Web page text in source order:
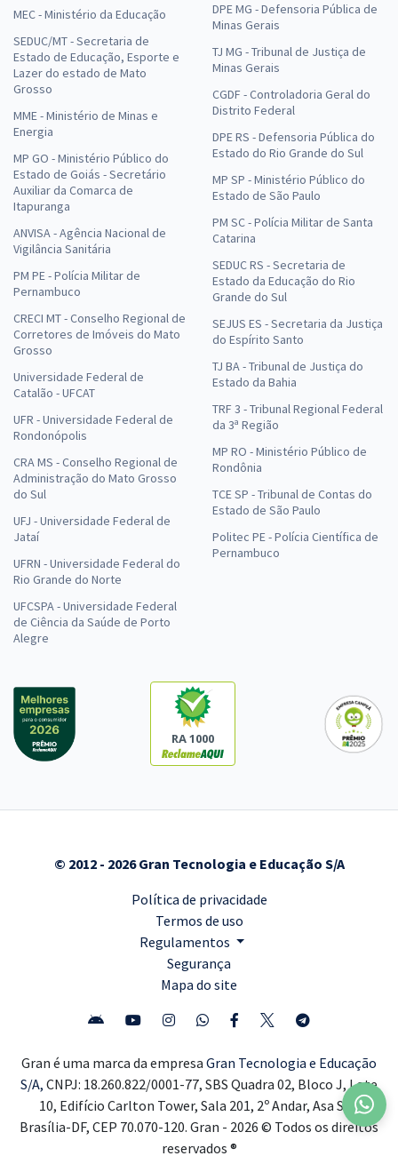
MEC - Ministério da Educação
SEDUC/MT - Secretaria de
Estado de Educação, Esporte e
Lazer do estado de Mato
Grosso
MME - Ministério de Minas e
Energia
MP GO - Ministério Público do
Estado de Goiás - Secretário
Auxiliar da Comarca de
Itapuranga
ANVISA - Agência Nacional de
Vigilância Sanitária
PM PE - Polícia Militar de
Pernambuco
CRECI MT - Conselho Regional de
Corretores de Imóveis do Mato
Grosso
Universidade Federal de
Catalão - UFCAT
UFR - Universidade Federal de
Rondonópolis
CRA MS - Conselho Regional de
Administração do Mato Grosso
do Sul
UFJ - Universidade Federal de
Jataí
UFRN - Universidade Federal do
Rio Grande do Norte
UFCSPA - Universidade Federal
de Ciência da Saúde de Porto
Alegre
DPE MG - Defensoria Pública de
Minas Gerais
TJ MG - Tribunal de Justiça de
Minas Gerais
CGDF - Controladoria Geral do
Distrito Federal
DPE RS - Defensoria Pública do
Estado do Rio Grande do Sul
MP SP - Ministério Público do
Estado de São Paulo
PM SC - Polícia Militar de Santa
Catarina
SEDUC RS - Secretaria de
Estado da Educação do Rio
Grande do Sul
SEJUS ES - Secretaria da Justiça
do Espírito Santo
TJ BA - Tribunal de Justiça do
Estado da Bahia
TRF 3 - Tribunal Regional Federal
da 3ª Região
MP RO - Ministério Público de
Rondônia
TCE SP - Tribunal de Contas do
Estado de São Paulo
Politec PE - Polícia Científica de
Pernambuco
RA 1000
© 2012 - 2026 Gran Tecnologia e Educação S/A
Política de privacidade
Termos de uso
Regulamentos
Segurança
Mapa do site
Gran é uma marca da empresa Gran Tecnologia e Educação
S/A, CNPJ: 18.260.822/0001-77, SBS Quadra 02, Bloco J, Lote
10, Edifício Carlton Tower, Sala 201, 2º Andar, Asa Sul,
Brasília-DF, CEP 70.070-120. Gran - 2026 © Todos os direitos
reservados ®